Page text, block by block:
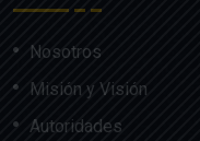
Nosotros
Misión y Visión
Autoridades